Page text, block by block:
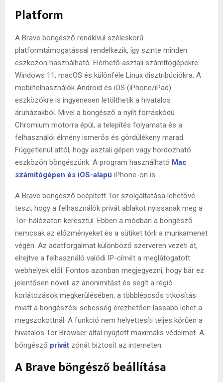
Platform
A Brave böngésző rendkívül széleskörű
platformtámogatással rendelkezik, így szinte minden
eszközön használható. Elérhető asztali számítógépekre
Windows 11, macOS és különféle Linux disztribúciókra. A
mobilfelhasználók Android és iOS (iPhone/iPad)
eszközökre is ingyenesen letölthetik a hivatalos
áruházakból. Mivel a böngésző a nyílt forráskódú
Chromium motorra épül, a telepítés folyamata és a
felhasználói élmény ismerős és gördülékeny marad.
Függetlenül attól, hogy asztali gépen vagy hordozható
eszközön böngészünk. A program használható Mac
számítógépen és iOS-alapú iPhone-on is.
A Brave böngésző beépített Tor szolgáltatása lehetővé
teszi, hogy a felhasználók privát ablakot nyissanak meg a
Tor-hálózaton keresztül. Ebben a módban a böngésző
nemcsak az előzményeket és a sütiket törli a munkamenet
végén. Az adatforgalmat különböző szerveren vezeti át,
elrejtve a felhasználó valódi IP-címét a meglátogatott
webhelyek elől. Fontos azonban megjegyezni, hogy bár ez
jelentősen növeli az anonimitást és segít a régió
korlátozások megkerülésében, a többlépcsős titkosítás
miatt a böngészési sebesség érezhetően lassabb lehet a
megszokottnál. A funkció nem helyettesíti teljes körűen a
hivatalos Tor Browser által nyújtott maximális védelmet. A
böngésző privát zónát biztosít az interneten.
A Brave böngésző beállítása